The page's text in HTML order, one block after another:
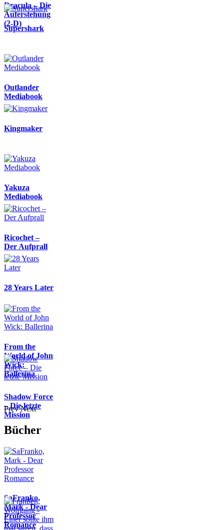
Dracula – Die
Auferstehung
(2-D)
Supershark
Outlander
Mediabook
Kingmaker
Yakuza
Mediabook
Ricochet –
Der Aufprall
28 Years Later
From the
World of John
Wick:
Ballerina
Shadow Force
– Die letzte
Mission
Prev Next
Bücher
SaFranko,
Mark - Dear
Professor
Romance